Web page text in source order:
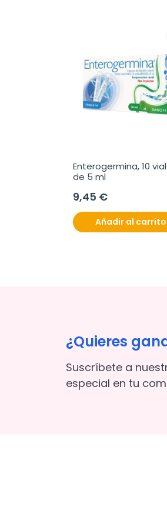
Enterogermina, 10
de 5 ml
9,45 €
Añadir al carrito
¿Quieres
Suscríbete a
especial en tu